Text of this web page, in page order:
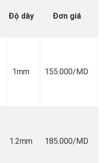
Độ dày Đơn giá
1mm 155.000/MD
1.2mm 185.000/MD